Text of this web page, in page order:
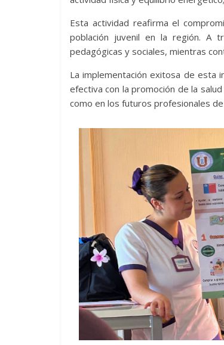
Esta actividad reafirma el
población juvenil en la región. A
pedagógicas y sociales, mientras
La implementación exitosa de esta
efectiva con la promoción de la
como en los futuros profesionales de